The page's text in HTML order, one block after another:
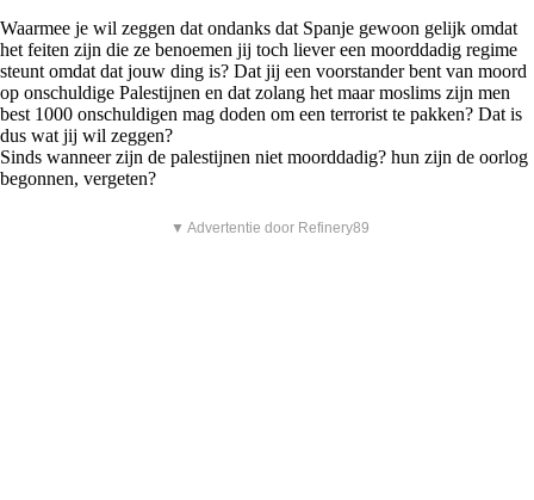
Waarmee je wil zeggen dat ondanks dat Spanje gewoon gelijk omdat
het feiten zijn die ze benoemen jij toch liever een moorddadig regime
steunt omdat dat jouw ding is? Dat jij een voorstander bent van moord
op onschuldige Palestijnen en dat zolang het maar moslims zijn men
best 1000 onschuldigen mag doden om een terrorist te pakken? Dat is
dus wat jij wil zeggen?
Sinds wanneer zijn de palestijnen niet moorddadig? hun zijn de oorlog
begonnen, vergeten?
▼ Advertentie door Refinery89